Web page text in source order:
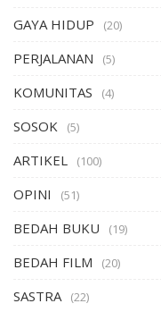
GAYA HIDUP (20)
PERJALANAN (5)
KOMUNITAS (4)
SOSOK (5)
ARTIKEL (100)
OPINI (51)
BEDAH BUKU (19)
BEDAH FILM (20)
SASTRA (22)